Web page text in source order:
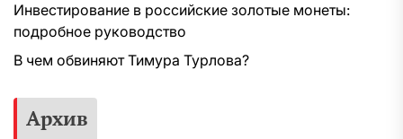
Инвестирование в российские золотые монеты:
подробное руководство
В чем обвиняют Тимура Турлова?
Архив